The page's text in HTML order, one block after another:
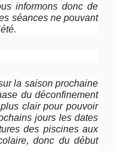
informons donc de
séances ne pouvant
la saison prochaine
du déconfinement
clair pour pouvoir
jours les dates
des piscines aux
donc du début